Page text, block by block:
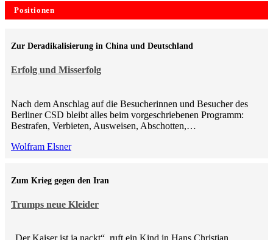
Positionen
Erfolg und Misserfolg
Zur Deradikalisierung in China und Deutschland
Nach dem Anschlag auf die Besucherinnen und Besucher des
Berliner CSD bleibt alles beim vorgeschriebenen Programm:
Bestrafen, Verbieten, Ausweisen, Abschotten,…
Wolfram Elsner
Trumps neue Kleider
Zum Krieg gegen den Iran